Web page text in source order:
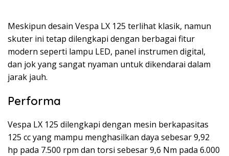
Meskipun desain Vespa LX 125 terlihat klasik, namun
skuter ini tetap dilengkapi dengan berbagai fitur
modern seperti lampu LED, panel instrumen digital,
dan jok yang sangat nyaman untuk dikendarai dalam
jarak jauh.
Performa
Vespa LX 125 dilengkapi dengan mesin berkapasitas
125 cc yang mampu menghasilkan daya sebesar 9,92
hp pada 7.500 rpm dan torsi sebesar 9,6 Nm pada 6.000